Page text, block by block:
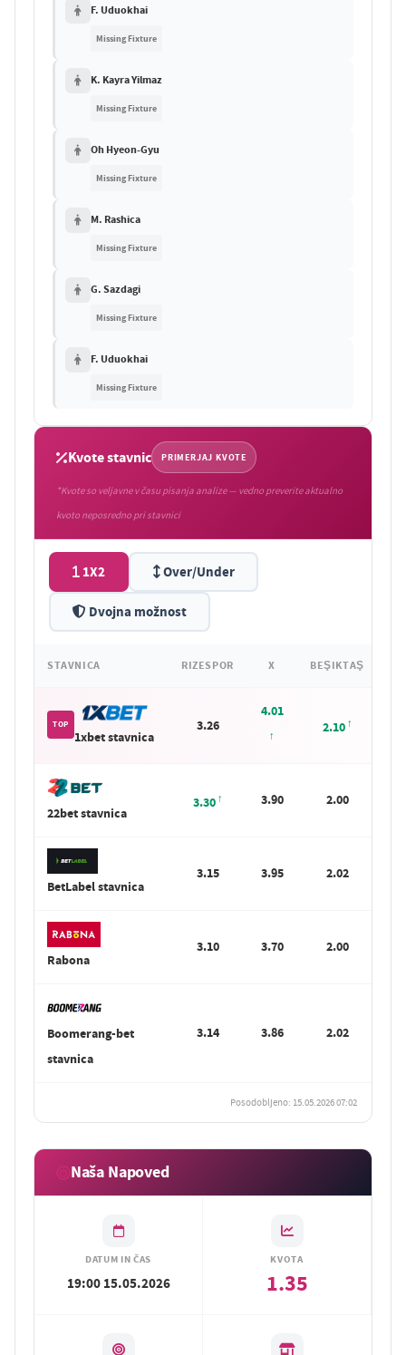
F. Uduokhai
Missing Fixture
K. Kayra Yilmaz
Missing Fixture
Oh Hyeon-Gyu
Missing Fixture
M. Rashica
Missing Fixture
G. Sazdagi
Missing Fixture
F. Uduokhai
Missing Fixture
Kvote stavnic PRIMERJAJ KVOTE
*Kvote so veljavne v času pisanja analize — vedno preverite aktualno
kvoto neposredno pri stavnici
1X2 Over/Under
Dvojna možnost
STAVNICA RIZESPOR X BEŞIKTAŞ
TOP
1xbet stavnica
3.26
4.01
2.10
22bet stavnica
3.30 3.90 2.00
BetLabel stavnica
3.15 3.95 2.02
Rabona
3.10 3.70 2.00
Boomerang-bet
stavnica
3.14 3.86 2.02
Posodobljeno: 15.05.2026 07:02
Naša Napoved
DATUM IN ČAS
19:00 15.05.2026
KVOTA
1.35